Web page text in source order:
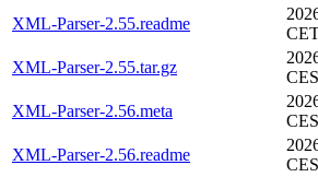
XML-Parser-2.55.readme
XML-Parser-2.55.tar.gz
XML-Parser-2.56.meta
XML-Parser-2.56.readme